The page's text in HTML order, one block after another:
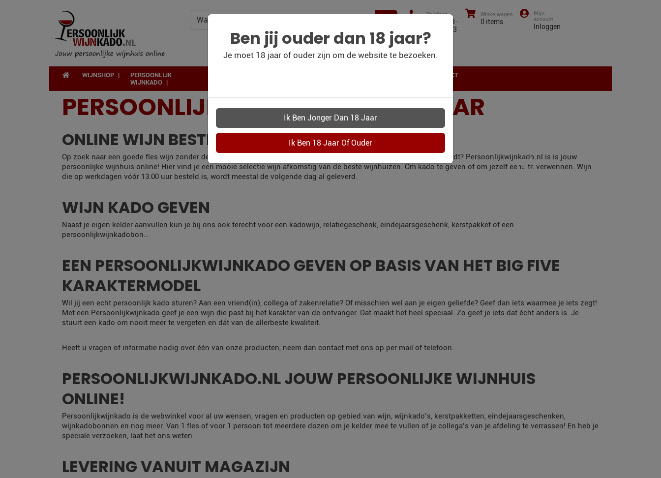
Telefoon
+31(0)43-
210 01 13
Winkelwagen
0 items
Inloggen
WIJNSHOP
PERSOONLIJK
WIJNKADO
CONTACT
Ben jij ouder dan 18 jaar?
Je moet 18 jaar of ouder zijn om de website te bezoeken.
PERSOONLIJKWIJNKADO ZEVENAAR
ONLINE WIJN BESTELLEN
Op zoek naar een goede fles wijn zonder de deur uit te gaan in Zevenaar en die binnen 24 uur aan huis geleverd wordt? Persoonlijkwijnkado.nl is is jouw
persoonlijke wijnhuis online! Hier vind je een mooie selectie wijn afkomstig van de beste wijnhuizen. Om kado te geven of om jezelf eens te verwennen. Wijn
die op werkdagen vóór 13.00 uur besteld is, wordt meestal de volgende dag al geleverd.
WIJN KADO GEVEN
Naast je eigen kelder aanvullen kun je bij ons ook terecht voor een kadowijn, relatiegeschenk, eindejaarsgeschenk, kerstpakket of een
persoonlijkwijnkadobon…
EEN PERSOONLIJKWIJNKADO GEVEN OP BASIS VAN HET BIG FIVE
KARAKTERMODEL
Wil jij een echt persoonlijk kado sturen? Aan een vriend(in), collega of zakenrelatie? Of misschien wel aan je eigen geliefde? Geef dan iets waarmee je iets zegt!
Met een Persoonlijkwijnkado geef je een wijn die past bij het karakter van de ontvanger. Dat maakt het heel speciaal. Zo geef je iets dat écht anders is. Je
stuurt een kado om nooit meer te vergeten en dát van de allerbeste kwaliteit.
Heeft u vragen of informatie nodig over één van onze producten, neem dan contact met ons op per mail of telefoon.
PERSOONLIJKWIJNKADO.NL JOUW PERSOONLIJKE WIJNHUIS
ONLINE!
Persoonlijkwijnkado is de webwinkel voor al uw wensen, vragen en producten op gebied van wijn, wijnkado’s, kerstpakketten, eindejaarsgeschenken,
wijnkadobonnen en nog meer. Van 1 fles of voor 1 persoon tot meerdere dozen om je kelder mee te vullen of je collega’s van je afdeling te verrassen! En heb je
speciale verzoeken, laat het ons weten.
LEVERING VANUIT MAGAZIJN